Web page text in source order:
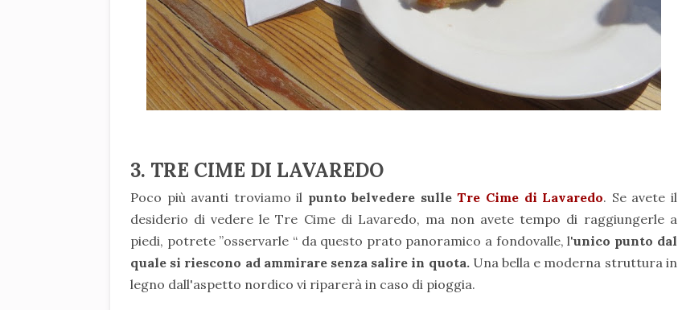
3. TRE CIME DI LAVAREDO
Poco più avanti troviamo il punto belvedere sulleTre Cime di Lavaredo. Se avete il
desiderio di vedere le Tre Cime di Lavaredo, ma non avete tempo di raggiungerle a
piedi, potrete ”osservarle “ da questo prato panoramico a fondovalle, l'unico punto dal
quale si riescono ad ammirare senza salire in quota.Una bella e moderna struttura in
legno dall'aspetto nordico vi riparerà in caso di pioggia.